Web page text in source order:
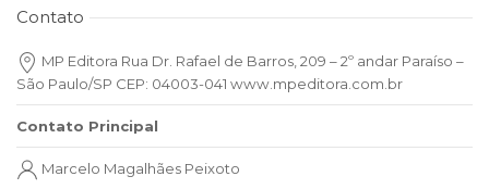
Contato
MP Editora Rua Dr. Rafael de Barros, 209 – 2º andar Paraíso –
São Paulo/SP CEP: 04003-041 www.mpeditora.com.br
Contato Principal
Marcelo Magalhães Peixoto